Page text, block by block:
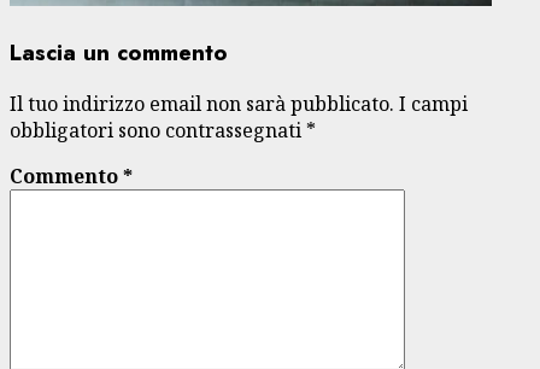
Lascia un commento
Il tuo indirizzo email non sarà pubblicato. I campi
obbligatori sono contrassegnati *
Commento*